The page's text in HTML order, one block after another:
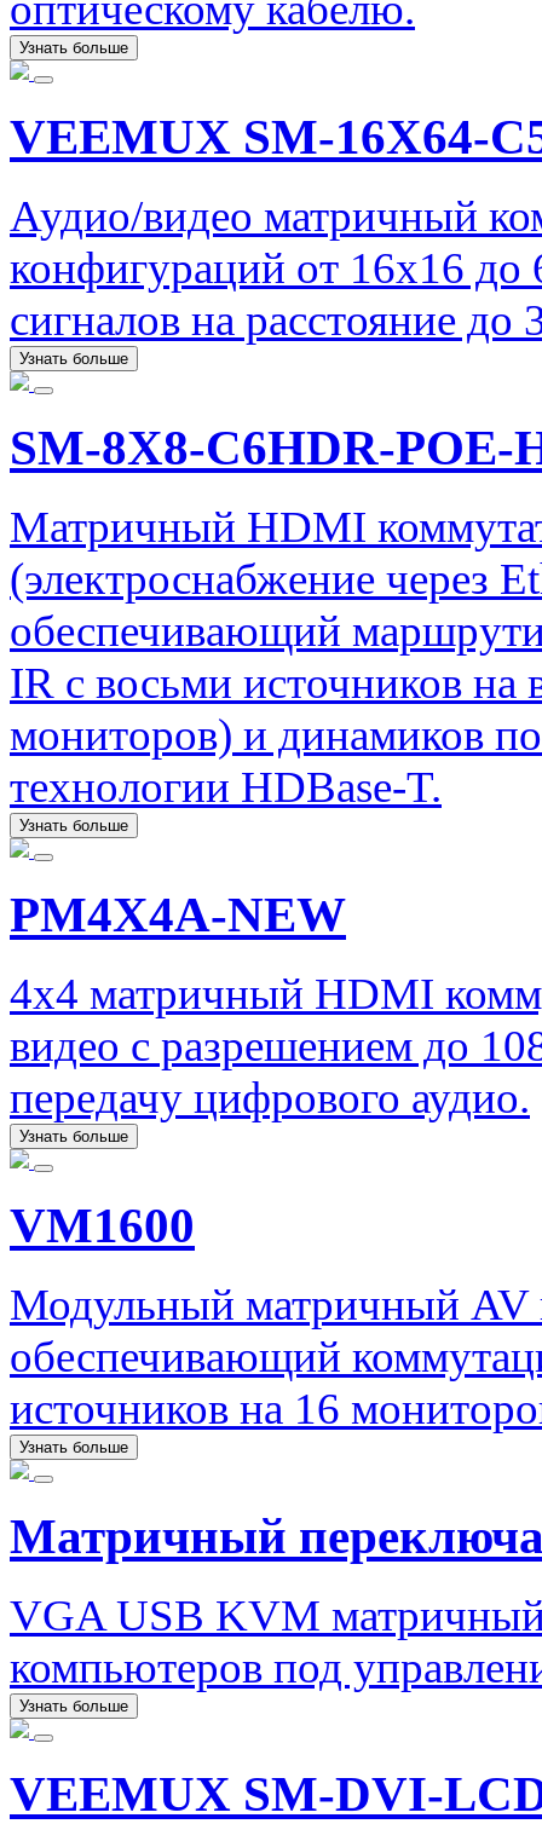
Узнать больше
VEEMUX SM-16X64-
Аудио/видео матричный
конфигураций от 16x16
сигналов на расстояние
Узнать больше
SM-8X8-C6HDR-POE-
Матричный HDMI
(электроснабжение через
обеспечивающий
IR с восьми источников на
мониторов) и динамиков
технологии HDBase-T.
Узнать больше
PM4X4A-NEW
4x4 матричный HDMI
видео с разрешением до
передачу цифрового аудио.
Узнать больше
VM1600
Модульный матричный AV
обеспечивающий
источников на 16
Узнать больше
Матричный
VGA USB KVM матричный
компьютеров под
Узнать больше
VEEMUX SM-DVI-